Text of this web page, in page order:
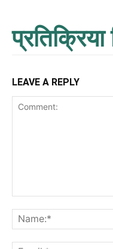
प्रतिक्रिया
LEAVE A REPLY